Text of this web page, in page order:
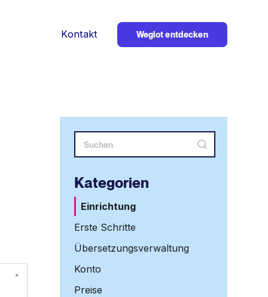
Kontakt Weglot entdecken
Suche
umschalten
Kategorien
Einrichtung
Erste Schritte
Übersetzungsverwaltung
Konto
Preise